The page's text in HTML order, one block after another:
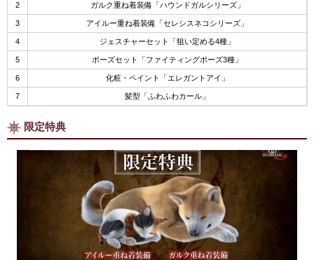
2 ガルク重ね着装備「ハウンドガルシリーズ」
3 アイルー重ね着装備「セレシスネコシリーズ」
4 ジェスチャーセット「狙い定める4種」
5 ポーズセット「ファイティングポーズ3種」
6 化粧・ペイント「エレガントアイ」
7 髪型「ふわふわカール」
限定特典